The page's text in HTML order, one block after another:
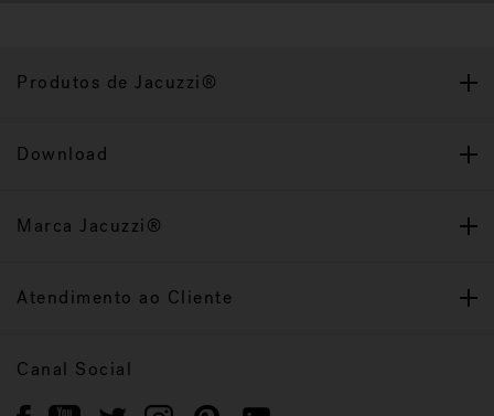
Produtos de Jacuzzi®
Download
Marca Jacuzzi®
Atendimento ao Cliente
Canal Social